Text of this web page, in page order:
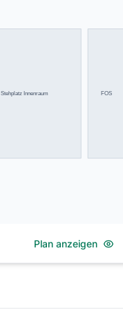
FOS
Stehplatz Innenraum
Plan anzeigen